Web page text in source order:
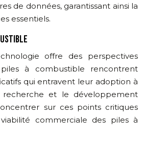
de données, garantissant ainsi la
essentiels.
offre des perspectives
à combustible rencontrent
qui entravent leur adoption à
recherche et le développement
sur ces points critiques
commerciale des piles à